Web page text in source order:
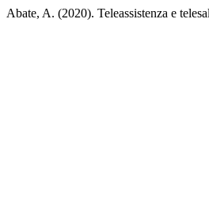
Abate, A. (2020). Teleassistenza e